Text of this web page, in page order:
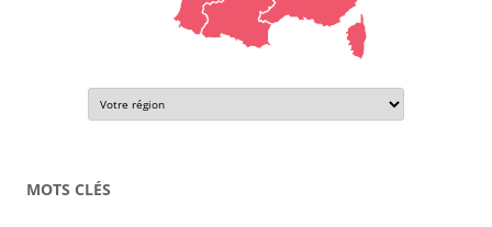
MOTS CLÉS